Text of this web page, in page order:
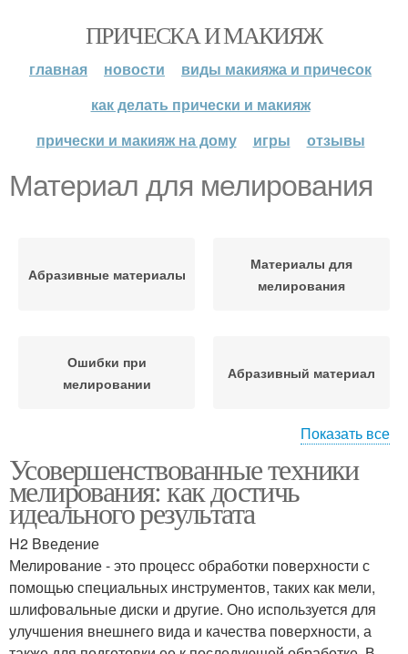
ПРИЧЕСКА И МАКИЯЖ
главная новости
виды макияжа и причесок
как делать прически и макияж
прически и макияж на дому
игры отзывы
Материал для мелирования
Абразивные материалы
Материалы для
мелирования
Ошибки при
мелировании
Абразивный материал
короткие волосы
мелированию
Мелирования в
зависимости
Инструмент для
мелирования
Показать все
Усовершенствованные техники
мелирования: как достичь
идеального результата
H2 Введение
Мелирование - это процесс обработки поверхности с
помощью специальных инструментов, таких как мели,
шлифовальные диски и другие. Оно используется для
улучшения внешнего вида и качества поверхности, а